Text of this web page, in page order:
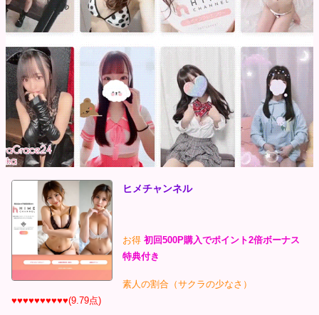
ヒメチャンネル
お得 初回500P購入でポイント2倍ボーナス
特典付き
素人の割合（サクラの少なさ）
♥♥♥♥♥♥♥♥♥♥(9.79点)